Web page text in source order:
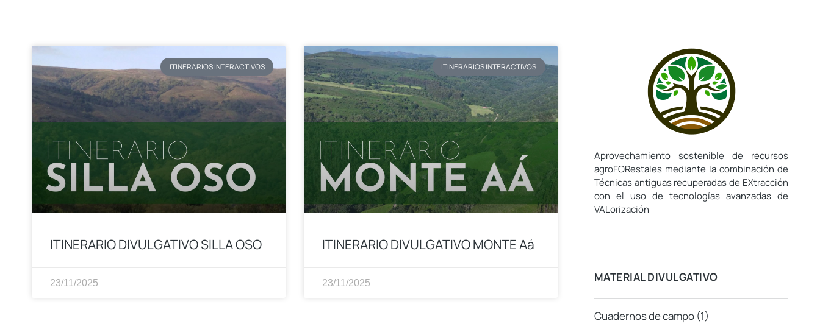
ITINERARIOS INTERACTIVOS
ITINERARIO DIVULGATIVO SILLA OSO
23/11/2025
ITINERARIOS INTERACTIVOS
ITINERARIO DIVULGATIVO MONTE Aá
23/11/2025
Aprovechamiento sostenible de recursos
agroFORestales mediante la combinación de
Técnicas antiguas recuperadas de EXtracción
con el uso de tecnologías avanzadas de
VALorización
MATERIAL DIVULGATIVO
Cuadernos de campo (1)